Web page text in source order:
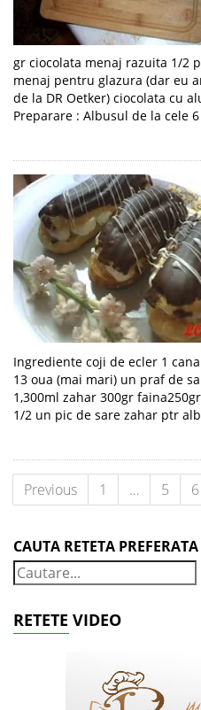
gr ciocolata menaj razuita 1/2
menaj pentru glazura (dar eu
de la DR Oetker) ciocolata cu
Preparare : Albusul de la cele
Ingrediente coji de ecler 1
13 oua (mai mari) un praf de
1,300ml zahar 300gr
1/2 un pic de sare zahar ptr
Previous 1 … 5 6
CAUTA RETETA PREFERATA
RETETE VIDEO